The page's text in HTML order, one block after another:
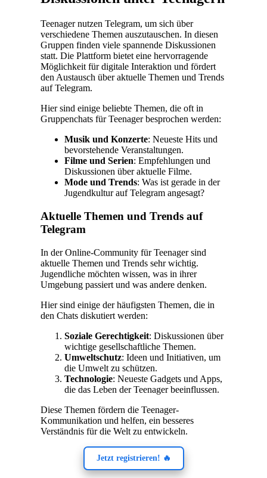
Teenager nutzen Telegram, um sich über
verschiedene Themen auszutauschen. In diesen
Gruppen finden viele spannende Diskussionen
statt. Die Plattform bietet eine hervorragende
Möglichkeit für digitale Interaktion und fördert
den Austausch über aktuelle Themen und Trends
auf Telegram.
Hier sind einige beliebte Themen, die oft in
Gruppenchats für Teenager besprochen werden:
Musik und Konzerte: Neueste Hits und
bevorstehende Veranstaltungen.
Filme und Serien: Empfehlungen und
Diskussionen über aktuelle Filme.
Mode und Trends: Was ist gerade in der
Jugendkultur auf Telegram angesagt?
Aktuelle Themen und Trends auf
Telegram
In der Online-Community für Teenager sind
aktuelle Themen und Trends sehr wichtig.
Jugendliche möchten wissen, was in ihrer
Umgebung passiert und was andere denken.
Hier sind einige der häufigsten Themen, die in
den Chats diskutiert werden:
Soziale Gerechtigkeit: Diskussionen über
wichtige gesellschaftliche Themen.
Umweltschutz: Ideen und Initiativen, um
die Umwelt zu schützen.
Technologie: Neueste Gadgets und Apps,
die das Leben der Teenager beeinflussen.
Diese Themen fördern die Teenager-
Kommunikation und helfen, ein besseres
Verständnis für die Welt zu entwickeln.
Jetzt registrieren! 🔥